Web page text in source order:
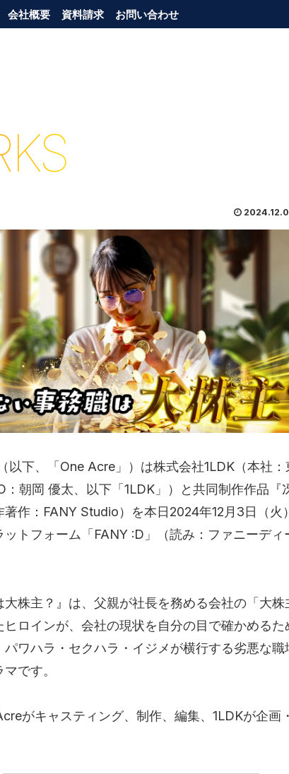
会社概要 資料請求 お問い合わせ
以下、「One Acre」）は株式会社1LDK（本社：
：朝岡 優太、以下「1LDK」）と共同制作作品『
著作：FANY Studio）を本日2024年12月3日（火
ットフォーム「FANY :D」（読み：ファニーディ
大株主？』は、父親が社長を務める会社の「大株
ヒロインが、会社の現状を自分の目で確かめるた
パワハラ・セクハラ・イジメが横行する劣悪な職
です。
がキャスティング、制作、編集、1LDKが企画